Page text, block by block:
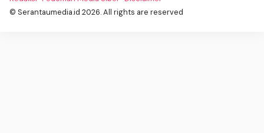
© Serantaumedia.id 2026. All rights are reserved